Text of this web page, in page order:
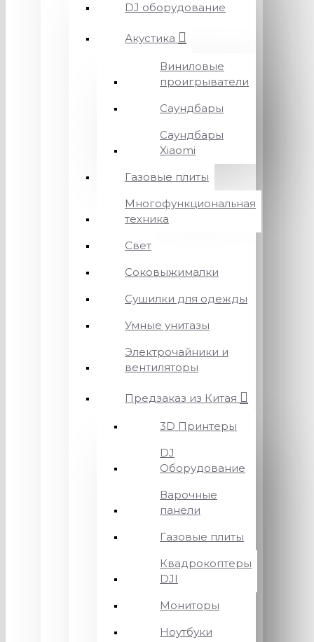
DJ оборудование
Акустика
Виниловые
проигрыватели
Саундбары
Саундбары
Xiaomi
Газовые плиты
Многофункциональная
техника
Свет
Соковыжималки
Сушилки для одежды
Умные унитазы
Электрочайники и
вентиляторы
Предзаказ из Китая
3D Принтеры
DJ
Оборудование
Варочные
панели
Газовые плиты
Квадрокоптеры
DJI
Мониторы
Ноутбуки